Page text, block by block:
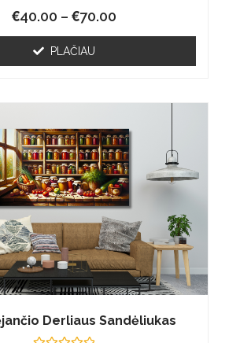
Įvertinimas:
0
€40.00 – €70.00
PLAČIAU
Derliaus Sandėliukas